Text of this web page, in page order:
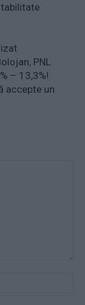
PNL
– 13,3%!
accepte un